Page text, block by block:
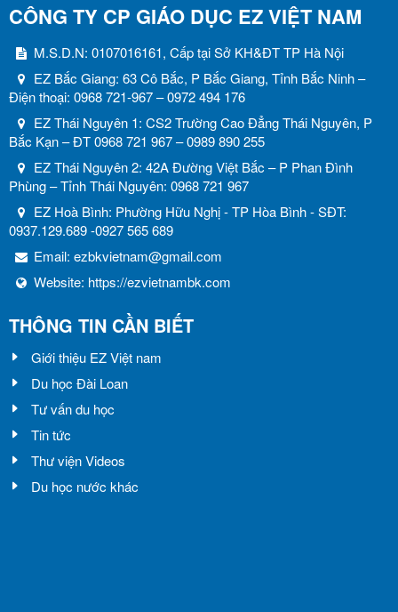
CÔNG TY CP GIÁO DỤC EZ VIỆT NAM
M.S.D.N: 0107016161, Cấp tại Sở KH&ĐT TP Hà Nội
EZ Bắc Giang: 63 Cô Bắc, P Bắc Giang, Tỉnh Bắc Ninh –
Điện thoại: 0968 721-967 – 0972 494 176
EZ Thái Nguyên 1: CS2 Trường Cao Đẳng Thái Nguyên, P
Bắc Kạn – ĐT 0968 721 967 – 0989 890 255
EZ Thái Nguyên 2: 42A Đường Việt Bắc – P Phan Đình
Phùng – Tỉnh Thái Nguyên: 0968 721 967
EZ Hoà Bình: Phường Hữu Nghị - TP Hòa Bình - SĐT:
0937.129.689 -0927 565 689
Email: ezbkvietnam@gmail.com
Website: https://ezvietnambk.com
THÔNG TIN CẦN BIẾT
Giới thiệu EZ Việt nam
Du học Đài Loan
Tư vấn du học
Tin tức
Thư viện Videos
Du học nước khác